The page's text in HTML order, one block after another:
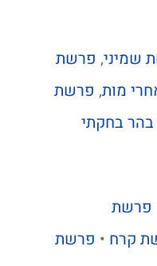
שמיני, פרשת
מות, פרשת
בחקתי
פרשת
קרח • פרשת